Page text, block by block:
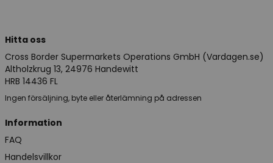
Hitta oss
Cross Border Supermarkets Operations GmbH (Vardagen.se)
Altholzkrug 13, 24976 Handewitt
HRB 14436 FL
Ingen försäljning, byte eller återlämning på adressen
Information
FAQ
Handelsvillkor